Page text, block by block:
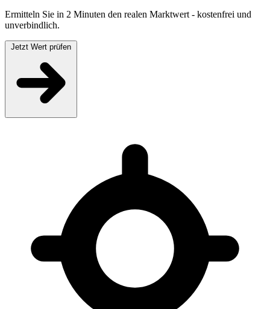
Ermitteln Sie in 2 Minuten den realen Marktwert - kostenfrei und
unverbindlich.